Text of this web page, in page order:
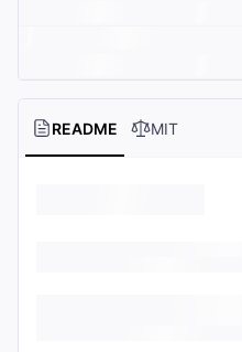
README MIT